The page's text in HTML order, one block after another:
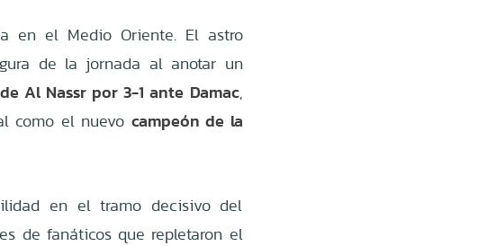
en el Medio Oriente. El astro
de la jornada al anotar un
Al Nassr por 3-1 ante Damac,
como el nuevo campeón de la
en el tramo decisivo del
de fanáticos que repletaron el